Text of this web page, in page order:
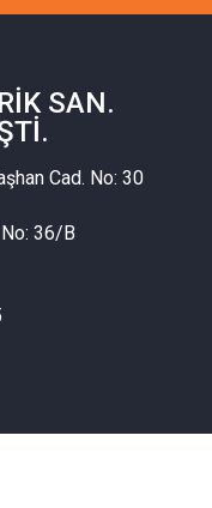
SAN.
Cad. No: 30
No: 36/B